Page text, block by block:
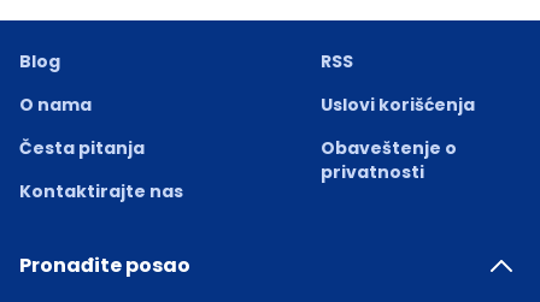
Blog
O nama
Česta pitanja
Kontaktirajte nas
RSS
Uslovi korišćenja
Obaveštenje o
privatnosti
Pronađite posao